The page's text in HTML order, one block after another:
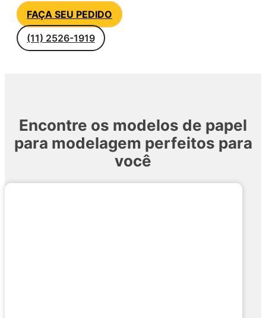
FAÇA SEU PEDIDO
(11) 2526-1919
Encontre os modelos de papel
para modelagem perfeitos para
você